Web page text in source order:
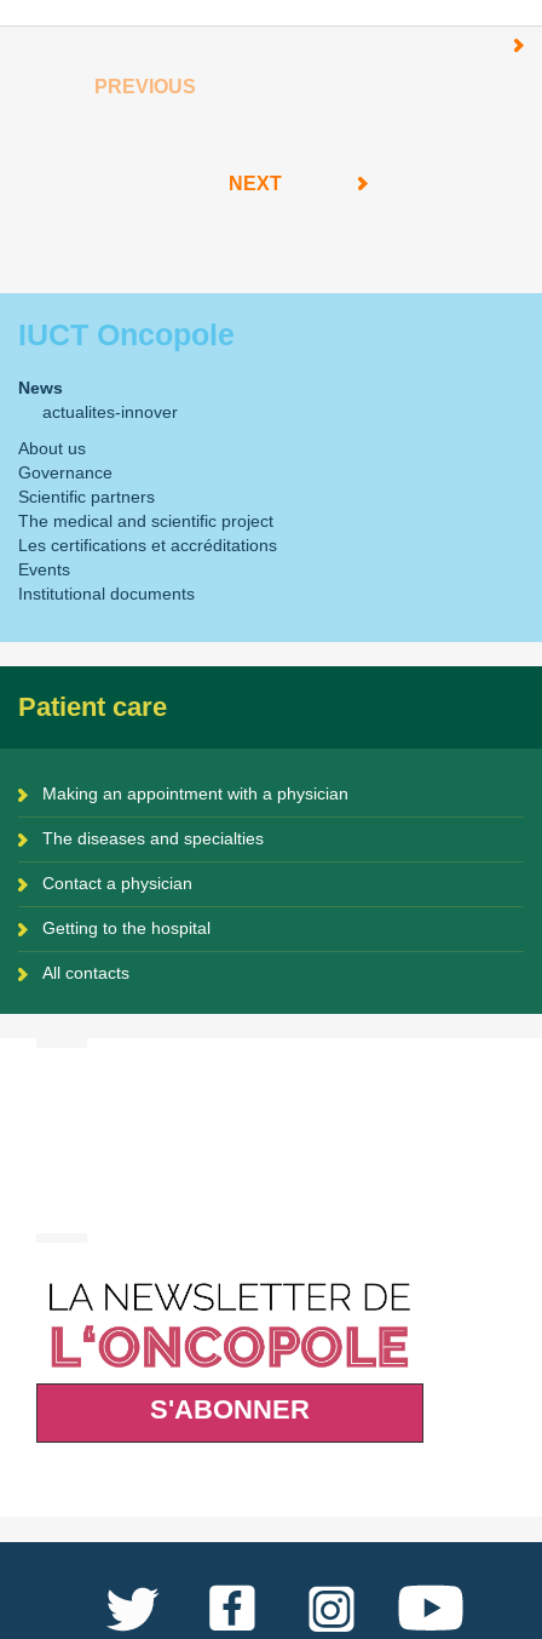
PREVIOUS
NEXT
IUCT Oncopole
News
actualites-innover
About us
Governance
Scientific partners
The medical and scientific project
Les certifications et accréditations
Events
Institutional documents
Patient care
Making an appointment with a physician
The diseases and specialties
Contact a physician
Getting to the hospital
All contacts
S'ABONNER